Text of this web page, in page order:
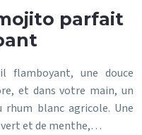
parfait
flamboyant, une douce
et dans votre main, un
blanc agricole. Une
vert et de menthe,…